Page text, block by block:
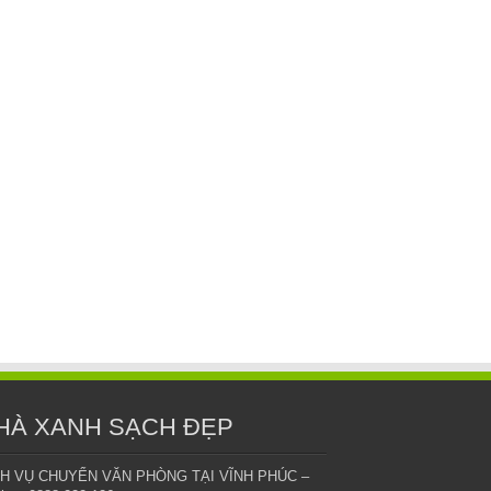
XANH SẠCH ĐẸP
VỤ CHUYỂN VĂN PHÒNG TẠI VĨNH PHÚC –